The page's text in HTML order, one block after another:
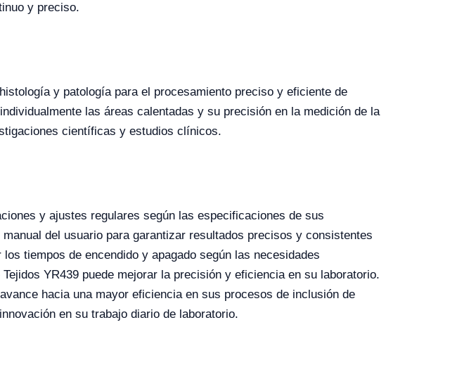
y preciso.
y patología para el procesamiento preciso y eficiente de
las áreas calentadas y su precisión en la medición de la
científicas y estudios clínicos.
y ajustes regulares según las especificaciones de sus
del usuario para garantizar resultados precisos y consistentes
tiempos de encendido y apagado según las necesidades
YR439 puede mejorar la precisión y eficiencia en su laboratorio.
hacia una mayor eficiencia en sus procesos de inclusión de
en su trabajo diario de laboratorio.